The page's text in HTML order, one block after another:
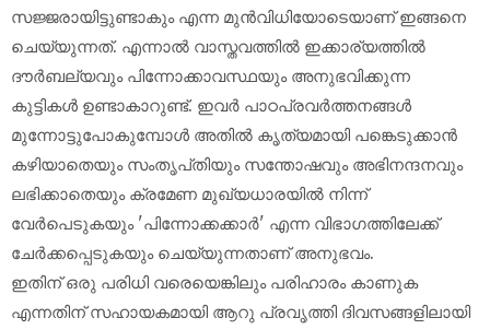
സജ്ജരായിട്ടുണ്ടാകും എന്ന മുൻവിധിയോടെയാണ് ഇങ്ങനെ
ചെയ്യുന്നത്. എന്നാൽ വാസ്തവത്തിൽ ഇക്കാര്യത്തിൽ
ദൗർബല്യവും പിന്നോക്കാവസ്ഥയും അനുഭവിക്കുന്ന
കുട്ടികൾ ഉണ്ടാകാറുണ്ട്. ഇവർ പാഠപ്രവർത്തനങ്ങൾ
മുന്നോട്ടുപോകുമ്പോൾ അതിൽ കൃത്യമായി പങ്കെടുക്കാൻ
കഴിയാതെയും സംതൃപ്‌തിയും സന്തോഷവും അഭിനന്ദനവും
ലഭിക്കാതെയും ക്രമേണ മുഖ്യധാരയിൽ നിന്ന്
വേർപെടുകയും 'പിന്നോക്കക്കാർ' എന്ന വിഭാഗത്തിലേക്ക്
ചേർക്കപ്പെടുകയും ചെയ്യുന്നതാണ് അനുഭവം.
ഇതിന് ഒരു പരിധി വരെയെങ്കിലും പരിഹാരം കാണുക
എന്നതിന് സഹായകമായി ആറു പ്രവൃത്തി ദിവസങ്ങളിലായി